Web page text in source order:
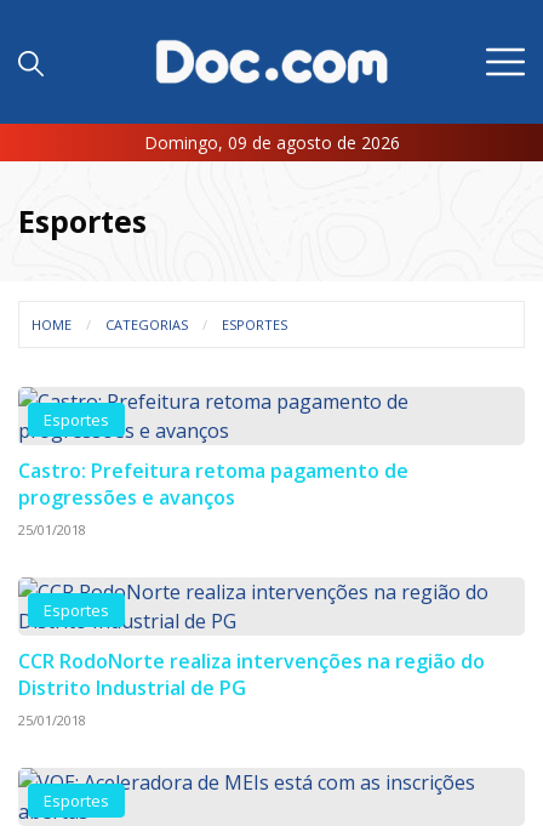
Domingo, 09 de agosto de 2026
Esportes
HOME CATEGORIAS ESPORTES
Esportes
Castro: Prefeitura retoma pagamento de
progressões e avanços
25/01/2018
Esportes
CCR RodoNorte realiza intervenções na região do
Distrito Industrial de PG
25/01/2018
Esportes